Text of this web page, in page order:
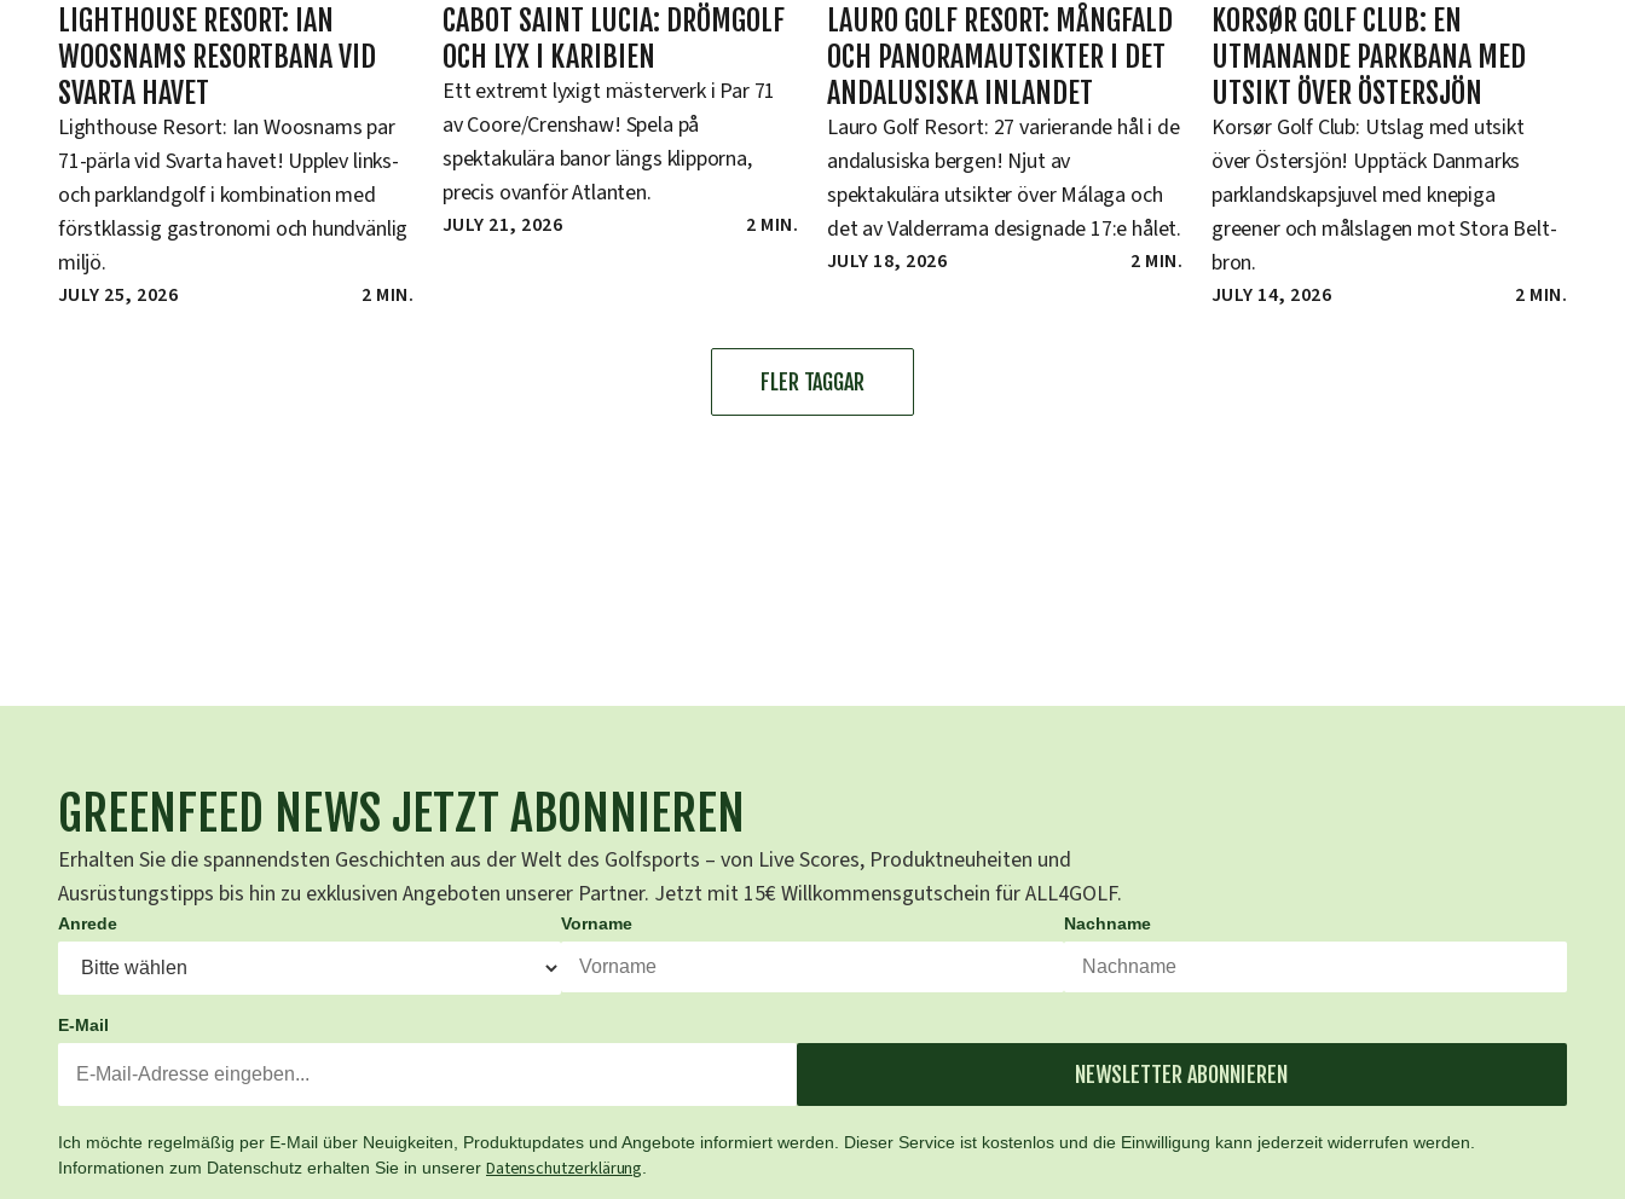
LIGHTHOUSE RESORT: IAN
WOOSNAMS RESORTBANA VID
SVARTA HAVET
Lighthouse Resort: Ian Woosnams par
71-pärla vid Svarta havet! Upplev links-
och parklandgolf i kombination med
förstklassig gastronomi och hundvänlig
miljö.
JULY 25, 2026 2 MIN.
CABOT SAINT LUCIA: DRÖMGOLF
OCH LYX I KARIBIEN
Ett extremt lyxigt mästerverk i Par 71
av Coore/Crenshaw! Spela på
spektakulära banor längs klipporna,
precis ovanför Atlanten.
JULY 21, 2026 2 MIN.
LAURO GOLF RESORT: MÅNGFALD
OCH PANORAMAUTSIKTER I DET
ANDALUSISKA INLANDET
Lauro Golf Resort: 27 varierande hål i de
andalusiska bergen! Njut av
spektakulära utsikter över Málaga och
det av Valderrama designade 17:e hålet.
JULY 18, 2026 2 MIN.
KORSØR GOLF CLUB: EN
UTMANANDE PARKBANA MED
UTSIKT ÖVER ÖSTERSJÖN
Korsør Golf Club: Utslag med utsikt
över Östersjön! Upptäck Danmarks
parklandskapsjuvel med knepiga
greener och målslagen mot Stora Belt-
bron.
JULY 14, 2026 2 MIN.
FLER TAGGAR
GREENFEED NEWS JETZT ABONNIEREN
Erhalten Sie die spannendsten Geschichten aus der Welt des Golfsports – von Live Scores, Produktneuheiten und
Ausrüstungstipps bis hin zu exklusiven Angeboten unserer Partner. Jetzt mit 15€ Willkommensgutschein für ALL4GOLF.
Anrede Vorname Nachname
E-Mail
NEWSLETTER ABONNIEREN
Ich möchte regelmäßig per E-Mail über Neuigkeiten, Produktupdates und Angebote informiert werden. Dieser Service ist kostenlos und die Einwilligung kann jederzeit widerrufen werden.
Informationen zum Datenschutz erhalten Sie in unserer Datenschutzerklärung